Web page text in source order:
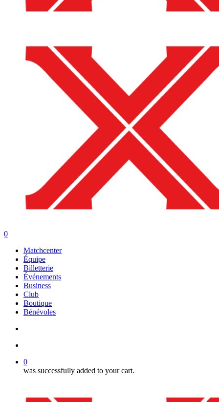
search
account
0
Matchcenter
Équipe
Billetterie
Événements
Business
Club
Boutique
Bénévoles
0
was successfully added to your cart.